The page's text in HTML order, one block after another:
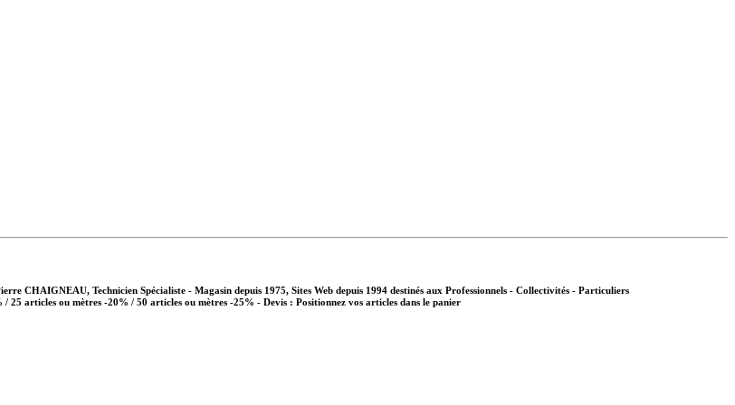
CHAIGNEAU, Technicien Spécialiste - Magasin depuis 1975, Sites Web depuis 1994 destinés aux Professionnels - Collectivités - Particuliers
/ 25 articles ou mètres -20% / 50 articles ou mètres -25% - Devis : Positionnez vos articles dans le panier